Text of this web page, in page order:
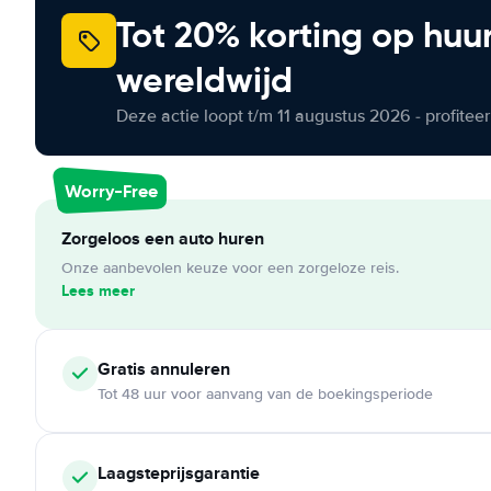
Tot 20% korting op
wereldwijd
Deze actie loopt t/m 11 augustus 2026 -
Worry-Free
Zorgeloos een auto huren
Onze aanbevolen keuze voor een zorgeloze reis.
Lees meer
Gratis annuleren
Tot 48 uur voor aanvang van de boekingsperiode
Laagsteprijsgarantie